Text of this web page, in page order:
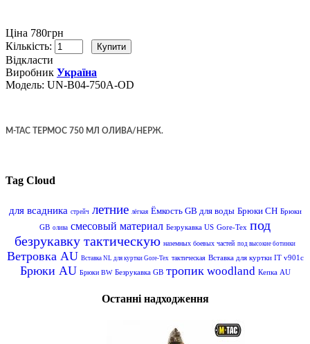
Ціна 780грн
Кількість:
Відкласти
Виробник Україна
Модель: UN-B04-750A-OD
M-TAC ТЕРМОС 750 МЛ ОЛИВА/НЕРЖ.
Tag Cloud
для всадника стрейч летние лёгкая Ёмкость GB для воды Брюки CH Брюки
GB олива смесовый материал Безрукавка US Gore-Tex под
безрукавку тактическую наземных боевых частей под высокие ботинки
Ветровка AU Вставка NL для куртки Gore-Tex тактическая Вставка для куртки IT v901c
Брюки AU Брюки BW Безрукавка GB тропик woodland Кепка AU
Останні надходження